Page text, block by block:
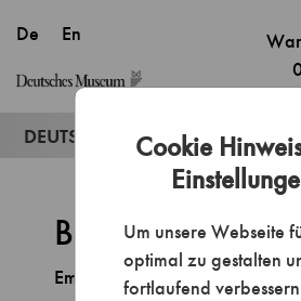
Cookie
Um unsere Webseite
optimal zu gestalten
fortlaufend
Bitte melden Sie
Email